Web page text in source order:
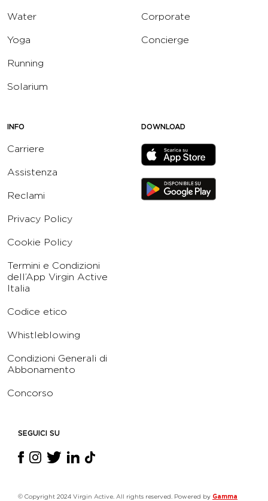
Water
Yoga
Running
Solarium
Corporate
Concierge
INFO
Carriere
Assistenza
Reclami
Privacy Policy
Cookie Policy
Termini e Condizioni
dell’App Virgin Active
Italia
Codice etico
Whistleblowing
Condizioni Generali di
Abbonamento
Concorso
DOWNLOAD
SEGUICI SU
© Copyright 2024 Virgin Active. All rights reserved. Powered by Gamma